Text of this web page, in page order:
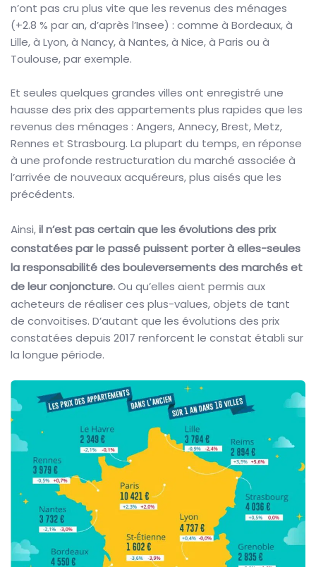
n’ont pas cru plus vite que les revenus des ménages
(+2.8 % par an, d’après l’Insee) : comme à Bordeaux, à
Lille, à Lyon, à Nancy, à Nantes, à Nice, à Paris ou à
Toulouse, par exemple.
Et seules quelques grandes villes ont enregistré une
hausse des prix des appartements plus rapides que les
revenus des ménages : Angers, Annecy, Brest, Metz,
Rennes et Strasbourg. La plupart du temps, en réponse
à une profonde restructuration du marché associée à
l’arrivée de nouveaux acquéreurs, plus aisés que les
précédents.
Ainsi,il n’est pas certain que les évolutions des prix
constatées par le passé puissent porter à elles-seules
la responsabilité des bouleversements des marchés et
de leur conjoncture.Ou qu’elles aient permis aux
acheteurs de réaliser ces plus-values, objets de tant
de convoitises. D’autant que les évolutions des prix
constatées depuis 2017 renforcent le constat établi sur
la longue période.